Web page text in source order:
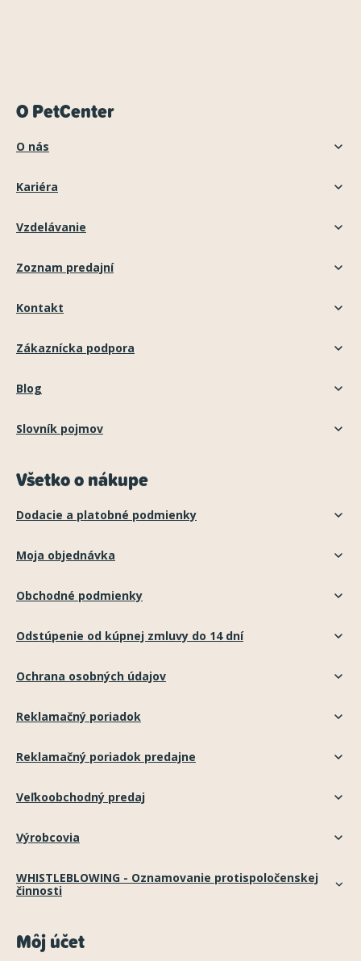
O PetCenter
O nás
Kariéra
Vzdelávanie
Zoznam predajní
Kontakt
Zákaznícka podpora
Blog
Slovník pojmov
Všetko o nákupe
Dodacie a platobné podmienky
Moja objednávka
Obchodné podmienky
Odstúpenie od kúpnej zmluvy do 14 dní
Ochrana osobných údajov
Reklamačný poriadok
Reklamačný poriadok predajne
Veľkoobchodný predaj
Výrobcovia
WHISTLEBLOWING - Oznamovanie protispoločenskej
činnosti
Môj účet